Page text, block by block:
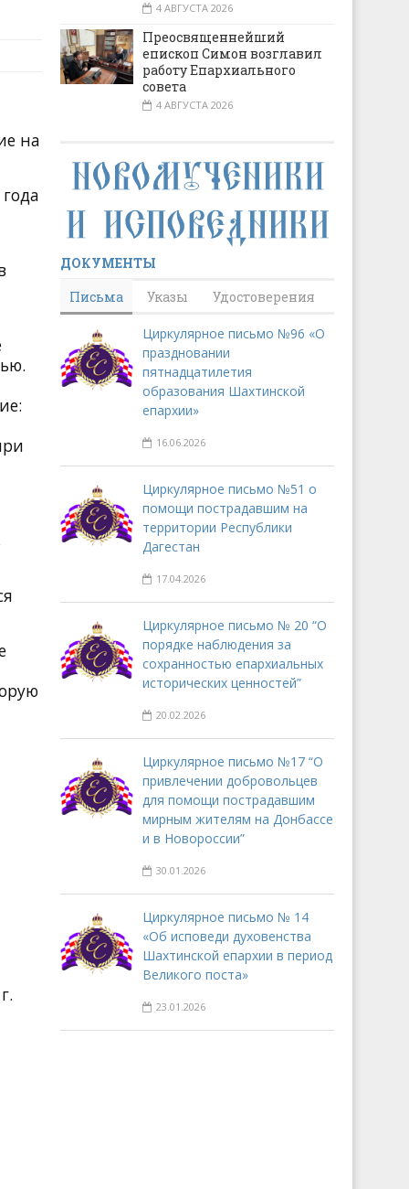
на
4 АВГУСТА 2026
Преосвященнейший
епископ Симон возглавил
работу Епархиального
совета
4 АВГУСТА 2026
ДОКУМЕНТЫ
Письма
Указы Удостоверения
Циркулярное письмо №96 «О
праздновании
пятнадцатилетия
образования Шахтинской
епархии»
16.06.2026
Циркулярное письмо №51 о
помощи пострадавшим на
территории Республики
Дагестан
17.04.2026
Циркулярное письмо № 20 “О
порядке наблюдения за
сохранностью епархиальных
исторических ценностей”
20.02.2026
Циркулярное письмо №17 “О
привлечении добровольцев
для помощи пострадавшим
мирным жителям на Донбассе
и в Новороссии”
30.01.2026
Циркулярное письмо № 14
«Об исповеди духовенства
Шахтинской епархии в период
Великого поста»
23.01.2026